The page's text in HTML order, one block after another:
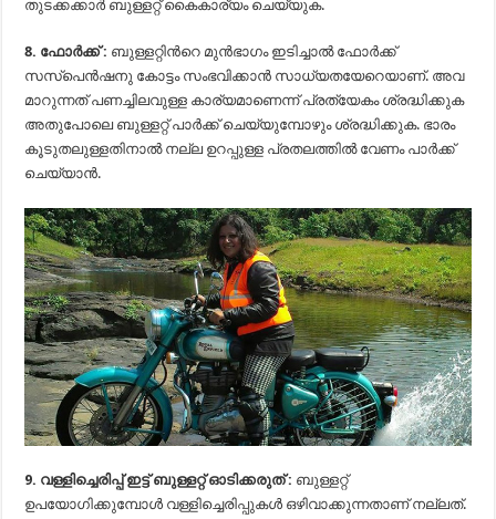
തുടക്കക്കാര്‍ ബുള്ളറ്റ് കൈകാര്യം ചെയ്യുക.
8. ഫോര്‍ക്ക് : ബുള്ളറ്റിന്‍റെ മുന്‍ഭാഗം ഇടിച്ചാല്‍ ഫോര്‍ക്ക്
സസ്പെന്‍ഷനു കോട്ടം സംഭവിക്കാന്‍ സാധ്യതയേറെയാണ്. അവ
മാറുന്നത് പണച്ചിലവുള്ള കാര്യമാണെന്ന് പ്രത്യേകം ശ്രദ്ധിക്കുക
അതുപോലെ ബുള്ളറ്റ് പാര്‍ക്ക് ചെയ്യുമ്പോഴും ശ്രദ്ധിക്കുക. ഭാരം
കൂടുതലുള്ളതിനാല്‍ നല്ല ഉറപ്പുള്ള പ്രതലത്തില്‍ വേണം പാര്‍ക്ക്
ചെയ്യാന്‍.
9. വള്ളിച്ചെരിപ്പ് ഇട്ട് ബുള്ളറ്റ് ഓടിക്കരുത് : ബുള്ളറ്റ്
ഉപയോഗിക്കുമ്പോള്‍ വള്ളിച്ചെരിപ്പുകള്‍ ഒഴിവാക്കുന്നതാണ് നല്ലത്.